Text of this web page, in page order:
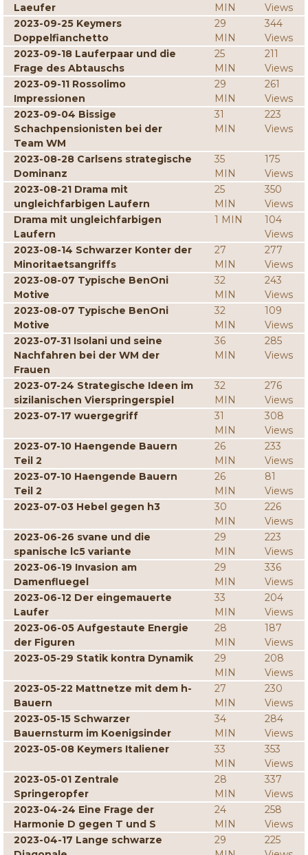
Laeufer
MIN
Views
2023-09-25 Keymers
Doppelfianchetto
29
MIN
344
Views
2023-09-18 Lauferpaar und die
Frage des Abtauschs
25
MIN
211
Views
2023-09-11 Rossolimo
Impressionen
29
MIN
261
Views
2023-09-04 Bissige
Schachpensionisten bei der
Team WM
31
MIN
223
Views
2023-08-28 Carlsens strategische
Dominanz
35
MIN
175
Views
2023-08-21 Drama mit
ungleichfarbigen Laufern
25
MIN
350
Views
Drama mit ungleichfarbigen
Laufern
1 MIN
104
Views
2023-08-14 Schwarzer Konter der
Minoritaetsangriffs
27
MIN
277
Views
2023-08-07 Typische BenOni
Motive
32
MIN
243
Views
2023-08-07 Typische BenOni
Motive
32
MIN
109
Views
2023-07-31 Isolani und seine
Nachfahren bei der WM der
Frauen
36
MIN
285
Views
2023-07-24 Strategische Ideen im
sizilanischen Vierspringerspiel
32
MIN
276
Views
2023-07-17 wuergegriff
31
MIN
308
Views
2023-07-10 Haengende Bauern
Teil 2
26
MIN
233
Views
2023-07-10 Haengende Bauern
Teil 2
26
MIN
81
Views
2023-07-03 Hebel gegen h3
30
MIN
226
Views
2023-06-26 svane und die
spanische lc5 variante
29
MIN
223
Views
2023-06-19 Invasion am
Damenfluegel
29
MIN
336
Views
2023-06-12 Der eingemauerte
Laufer
33
MIN
204
Views
2023-06-05 Aufgestaute Energie
der Figuren
28
MIN
187
Views
2023-05-29 Statik kontra Dynamik
29
MIN
208
Views
2023-05-22 Mattnetze mit dem h-
Bauern
27
MIN
230
Views
2023-05-15 Schwarzer
Bauernsturm im Koenigsinder
34
MIN
284
Views
2023-05-08 Keymers Italiener
33
MIN
353
Views
2023-05-01 Zentrale
Springeropfer
28
MIN
337
Views
2023-04-24 Eine Frage der
Harmonie D gegen T und S
24
MIN
258
Views
2023-04-17 Lange schwarze
29
225